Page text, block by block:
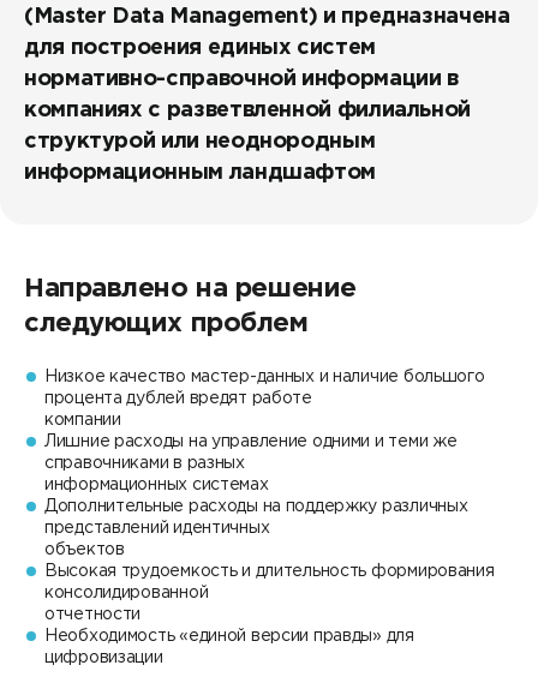
(Master Data Management) и предназначена
для построения единых систем
нормативно-справочной информации в
компаниях с разветвленной филиальной
структурой или неоднородным
информационным ландшафтом
Направлено на решение
следующих проблем
Низкое качество мастер-данных и наличие большого
процента дублей вредят работе
компании
Лишние расходы на управление одними и теми же
справочниками в разных
информационных системах
Дополнительные расходы на поддержку различных
представлений идентичных
объектов
Высокая трудоемкость и длительность формирования
консолидированной
отчетности
Необходимость «единой версии правды» для
цифровизации